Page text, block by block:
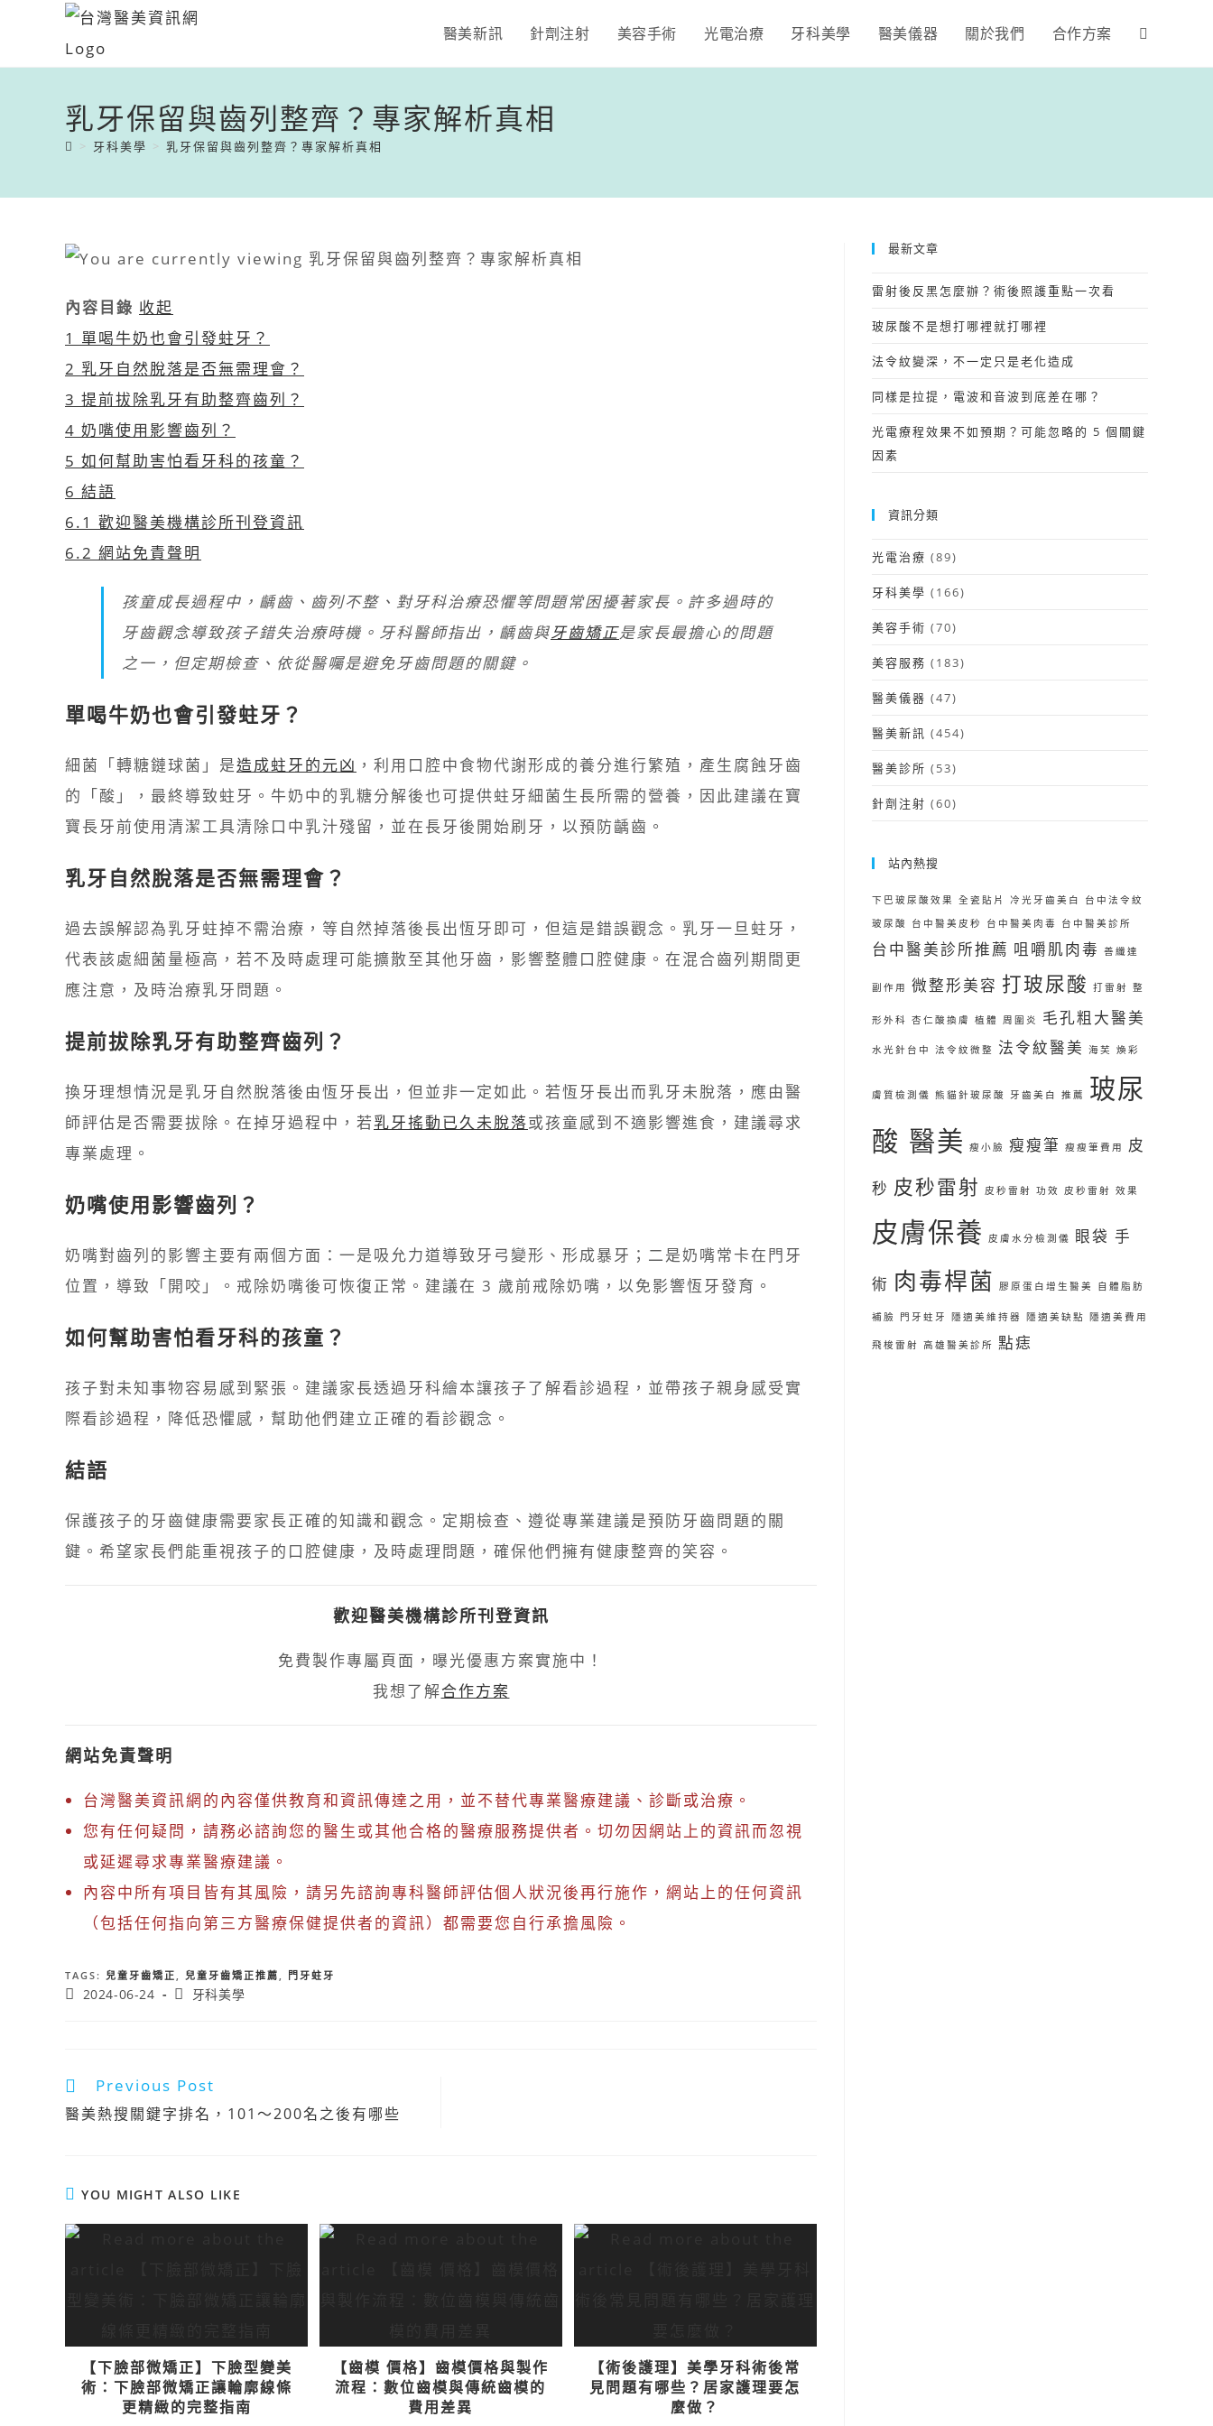
醫美新訊 針劑注射 美容手術 光電治療 牙科美學 醫美儀器 關於我們 合作方案
乳牙保留與齒列整齊？專家解析真相
> 牙科美學 > 乳牙保留與齒列整齊？專家解析真相
內容目錄 收起
1 單喝牛奶也會引發蛀牙？
2 乳牙自然脫落是否無需理會？
3 提前拔除乳牙有助整齊齒列？
4 奶嘴使用影響齒列？
5 如何幫助害怕看牙科的孩童？
6 結語
6.1 歡迎醫美機構診所刊登資訊
6.2 網站免責聲明
孩童成長過程中，齲齒、齒列不整、對牙科治療恐懼等問題常困擾著家長。許多過時的
牙齒觀念導致孩子錯失治療時機。牙科醫師指出，齲齒與牙齒矯正是家長最擔心的問題
之一，但定期檢查、依從醫囑是避免牙齒問題的關鍵。
單喝牛奶也會引發蛀牙？
細菌「轉糖鏈球菌」是造成蛀牙的元凶 ，利用口腔中食物代謝形成的養分進行繁殖，產生腐蝕牙齒
的「酸」，最終導致蛀牙。牛奶中的乳糖分解後也可提供蛀牙細菌生長所需的營養，因此建議在寶
寶長牙前使用清潔工具清除口中乳汁殘留，並在長牙後開始刷牙，以預防齲齒。
乳牙自然脫落是否無需理會？
過去誤解認為乳牙蛀掉不需治療，等自然掉落後長出恆牙即可，但這是錯誤觀念。乳牙一旦蛀牙，
代表該處細菌量極高，若不及時處理可能擴散至其他牙齒，影響整體口腔健康。在混合齒列期間更
應注意，及時治療乳牙問題。
提前拔除乳牙有助整齊齒列？
換牙理想情況是乳牙自然脫落後由恆牙長出，但並非一定如此。若恆牙長出而乳牙未脫落，應由醫
師評估是否需要拔除。在掉牙過程中，若乳牙搖動已久未脫落或孩童感到不適影響進食，建議尋求
專業處理。
奶嘴使用影響齒列？
奶嘴對齒列的影響主要有兩個方面：一是吸允力道導致牙弓變形、形成暴牙；二是奶嘴常卡在門牙
位置，導致「開咬」。戒除奶嘴後可恢復正常。建議在 3 歲前戒除奶嘴，以免影響恆牙發育。
如何幫助害怕看牙科的孩童？
孩子對未知事物容易感到緊張。建議家長透過牙科繪本讓孩子了解看診過程，並帶孩子親身感受實
際看診過程，降低恐懼感，幫助他們建立正確的看診觀念。
結語
保護孩子的牙齒健康需要家長正確的知識和觀念。定期檢查、遵從專業建議是預防牙齒問題的關
鍵。希望家長們能重視孩子的口腔健康，及時處理問題，確保他們擁有健康整齊的笑容。
歡迎醫美機構診所刊登資訊
免費製作專屬頁面，曝光優惠方案實施中！
我想了解合作方案
網站免責聲明
台灣醫美資訊網的內容僅供教育和資訊傳達之用，並不替代專業醫療建議、診斷或治療。
您有任何疑問，請務必諮詢您的醫生或其他合格的醫療服務提供者。切勿因網站上的資訊而忽視
或延遲尋求專業醫療建議。
內容中所有項目皆有其風險，請另先諮詢專科醫師評估個人狀況後再行施作，網站上的任何資訊
（包括任何指向第三方醫療保健提供者的資訊）都需要您自行承擔風險。
TAGS: 兒童牙齒矯正, 兒童牙齒矯正推薦, 門牙蛀牙
2024-06-24 牙科美學
Previous Post
醫美熱搜關鍵字排名，101～200名之後有哪些
YOU MIGHT ALSO LIKE
【下臉部微矯正】下臉型變美
術：下臉部微矯正讓輪廓線條
更精緻的完整指南
【齒模 價格】齒模價格與製作
流程：數位齒模與傳統齒模的
費用差異
【術後護理】美學牙科術後常
見問題有哪些？居家護理要怎
麼做？
最新文章
雷射後反黑怎麼辦？術後照護重點一次看
玻尿酸不是想打哪裡就打哪裡
法令紋變深，不一定只是老化造成
同樣是拉提，電波和音波到底差在哪？
光電療程效果不如預期？可能忽略的 5 個關鍵
因素
資訊分類
光電治療 (89)
牙科美學 (166)
美容手術 (70)
美容服務 (183)
醫美儀器 (47)
醫美新訊 (454)
醫美診所 (53)
針劑注射 (60)
站內熱搜
下巴玻尿酸效果 全瓷貼片 冷光牙齒美白
台中法令紋
玻尿酸
台中醫美皮秒 台中醫美肉毒 台中醫美診所
台中醫美診所推薦 咀嚼肌肉毒 善纖達
副作用 微整形美容 打玻尿酸 打雷射 整
形外科 杏仁酸換膚 植體 周圍炎 毛孔粗大醫美
水光針台中 法令紋微整 法令紋醫美 海芙 煥彩
膚質檢測儀 熊貓針玻尿酸 牙齒美白 推薦
玻尿
酸 醫美 瘦小臉 瘦瘦筆 瘦瘦筆費用 皮
秒 皮秒雷射 皮秒雷射 功效 皮秒雷射 效果
皮膚保養 皮膚水分檢測儀 眼袋 手
術 肉毒桿菌 膠原蛋白增生醫美 自體脂肪
補臉 門牙蛀牙 隱適美維持器 隱適美缺點 隱適美費用
飛梭雷射 高雄醫美診所 點痣